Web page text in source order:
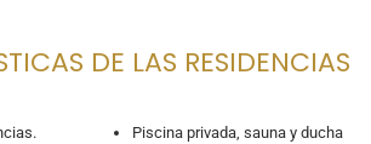
DE LAS RESIDENCIAS
Piscina privada, sauna y ducha